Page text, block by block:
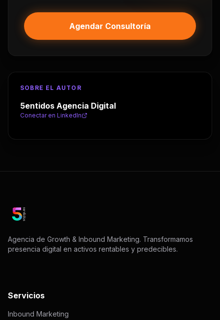
Agendar Consultoría
SOBRE EL AUTOR
5entidos Agencia Digital
Conectar en LinkedIn
Agencia de Growth & Inbound Marketing. Transformamos
presencia digital en activos rentables y predecibles.
Servicios
Inbound Marketing